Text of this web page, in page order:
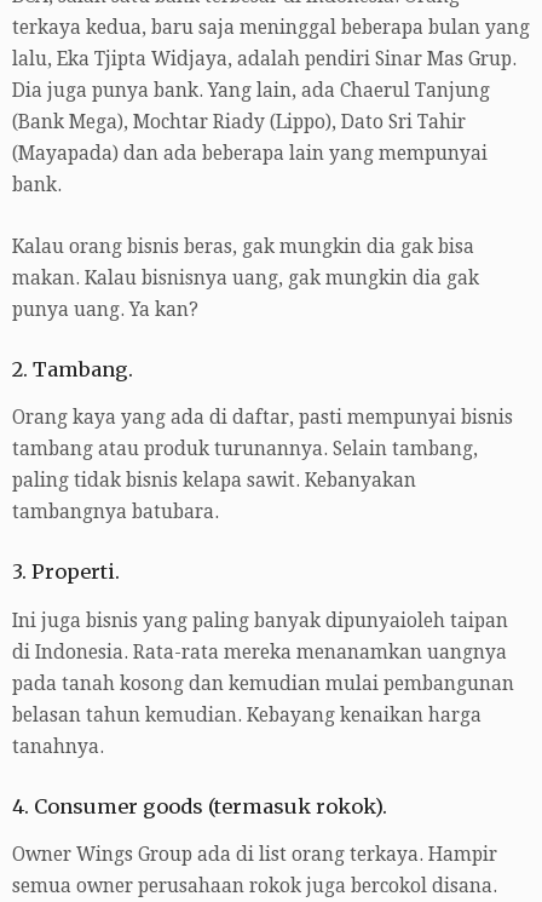
terkaya kedua, baru saja meninggal beberapa bulan yang
lalu, Eka Tjipta Widjaya, adalah pendiri Sinar Mas Grup.
Dia juga punya bank. Yang lain, ada Chaerul Tanjung
(Bank Mega), Mochtar Riady (Lippo), Dato Sri Tahir
(Mayapada) dan ada beberapa lain yang mempunyai
bank.
Kalau orang bisnis beras, gak mungkin dia gak bisa
makan. Kalau bisnisnya uang, gak mungkin dia gak
punya uang. Ya kan?
2. Tambang.
Orang kaya yang ada di daftar, pasti mempunyai bisnis
tambang atau produk turunannya. Selain tambang,
paling tidak bisnis kelapa sawit. Kebanyakan
tambangnya batubara.
3. Properti.
Ini juga bisnis yang paling banyak dipunyaioleh taipan
di Indonesia. Rata-rata mereka menanamkan uangnya
pada tanah kosong dan kemudian mulai pembangunan
belasan tahun kemudian. Kebayang kenaikan harga
tanahnya.
4. Consumer goods (termasuk rokok).
Owner Wings Group ada di list orang terkaya. Hampir
semua owner perusahaan rokok juga bercokol disana.